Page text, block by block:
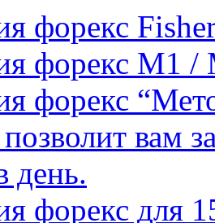
форекс
форекс M1 /
форекс
вам
день.
форекс для